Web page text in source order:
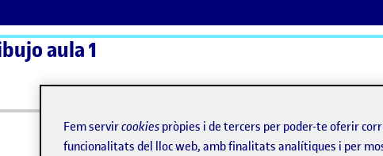
aula 1
ActiFolios
Fem servircookies pròpies i de tercers per poder-te oferir
funcionalitats del lloc web, amb finalitats analítiques i per